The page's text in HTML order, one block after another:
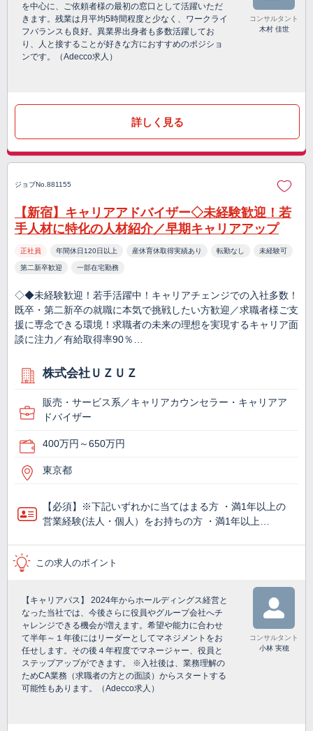
を中心に、ご依頼者様の最初の窓口として活躍いただ
きます。残業は月平均5時間程度と少なく、ワークライ
フバランスも良好。異業界出身者も多数活躍してお
り、人と接することが好きな方におすすめのポジショ
ンです。（Adecco求人）
コンサルタント
木村 佳世
詳しく見る
ジョブNo.881155
【新宿】キャリアアドバイザー◇未経験歓迎！若
手人材に特化の人材紹介／早期キャリアアップ
正社員 年間休日120日以上 産休育休取得実績あり 転勤なし 未経験可
第二新卒歓迎 一部在宅勤務
◇◆未経験歓迎！若手活躍中！キャリアチェンジでの入社多数！
既卒・第二新卒の就職に本気で挑戦したい方歓迎／求職者様ご支
援に専念できる環境！求職者の未来の理想を実現するキャリア面
談に注力／有給取得率90％…
株式会社ＵＺＵＺ
販売・サービス系／キャリアカウンセラー・キャリアア
ドバイザー
400万円～650万円
東京都
【必須】※下記いずれかに当てはまる方 ・満1年以上の
営業経験(法人・個人）をお持ちの方 ・満1年以上…
この求人のポイント
【キャリアパス】 2024年からホールディングス経営と
なった当社では、今後さらに役員やグループ会社へチ
ャレンジできる機会が増えます。希望や能力に合わせ
て半年～１年後にはリーダーとしてマネジメントをお
任せします。その後４年程度でマネージャー、役員と
ステップアップができます。 ※入社後は、業務理解の
ためCA業務（求職者の方との面談）からスタートする
可能性もあります。（Adecco求人）
コンサルタント
小林 実穂